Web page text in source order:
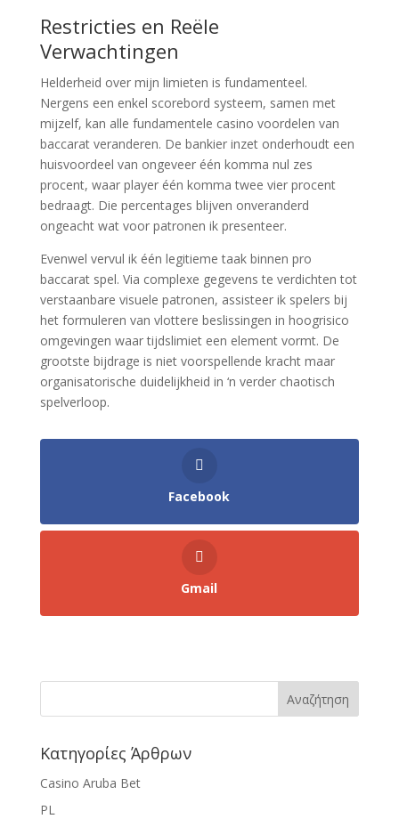
Restricties en Reële
Verwachtingen
Helderheid over mijn limieten is fundamenteel.
Nergens een enkel scorebord systeem, samen met
mijzelf, kan alle fundamentele casino voordelen van
baccarat veranderen. De bankier inzet onderhoudt een
huisvoordeel van ongeveer één komma nul zes
procent, waar player één komma twee vier procent
bedraagt. Die percentages blijven onveranderd
ongeacht wat voor patronen ik presenteer.
Evenwel vervul ik één legitieme taak binnen pro
baccarat spel. Via complexe gegevens te verdichten tot
verstaanbare visuele patronen, assisteer ik spelers bij
het formuleren van vlottere beslissingen in hoogrisico
omgevingen waar tijdslimiet een element vormt. De
grootste bijdrage is niet voorspellende kracht maar
organisatorische duidelijkheid in ‘n verder chaotisch
spelverloop.
Facebook
Gmail
Κατηγορίες Άρθρων
Casino Aruba Bet
PL